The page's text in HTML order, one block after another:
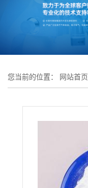
您当前的位置： 网站首页